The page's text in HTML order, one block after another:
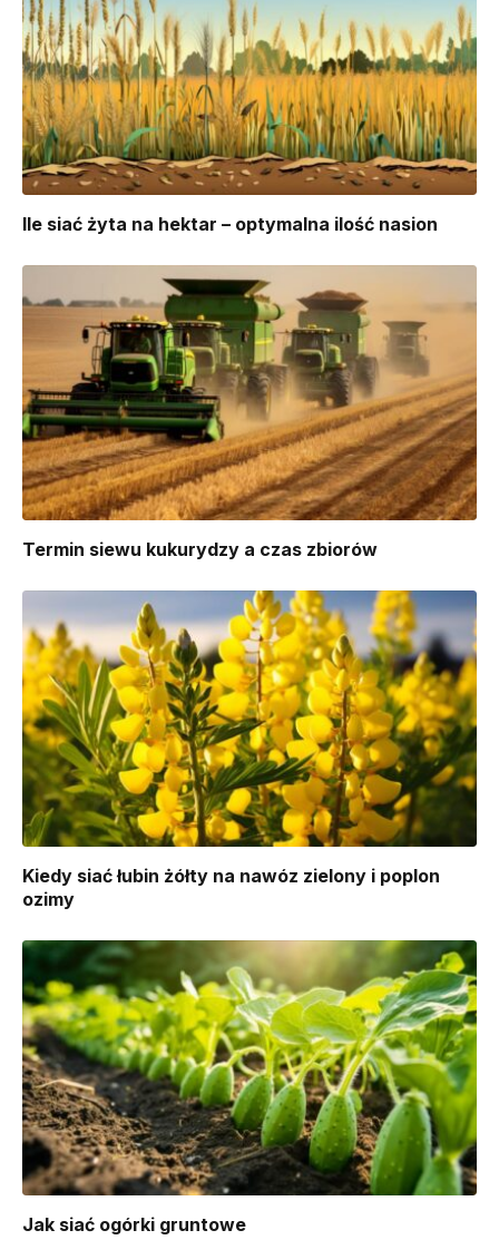
Ile siać żyta na hektar – optymalna ilość nasion
Termin siewu kukurydzy a czas zbiorów
Kiedy siać łubin żółty na nawóz zielony i poplon
ozimy
Jak siać ogórki gruntowe